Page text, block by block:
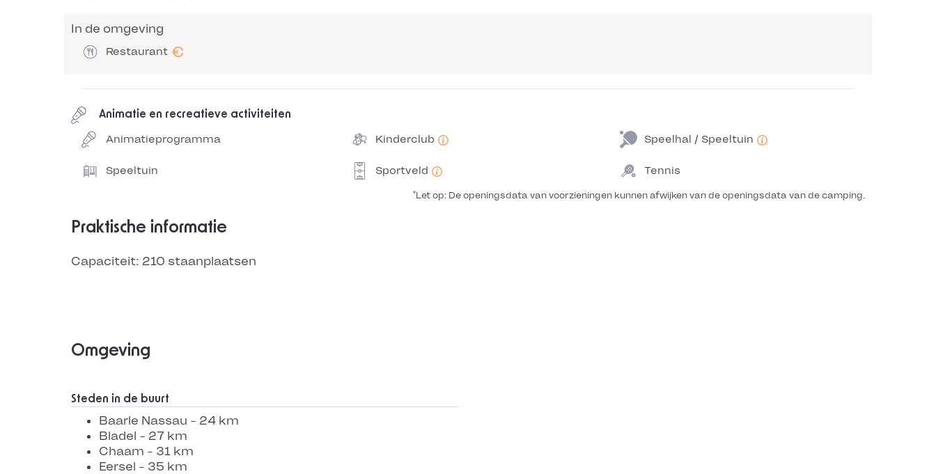
In de omgeving
Restaurant €
Animatie en recreatieve activiteiten
Animatieprogramma Kinderclub Speelhal / Speeltuin
Speeltuin Sportveld Tennis
*Let op: De openingsdata van voorzieningen kunnen afwijken van de openingsdata van de camping.
Praktische informatie
Capaciteit: 210 staanplaatsen
Omgeving
Steden in de buurt
Baarle Nassau - 24 km
Bladel - 27 km
Chaam - 31 km
Eersel - 35 km